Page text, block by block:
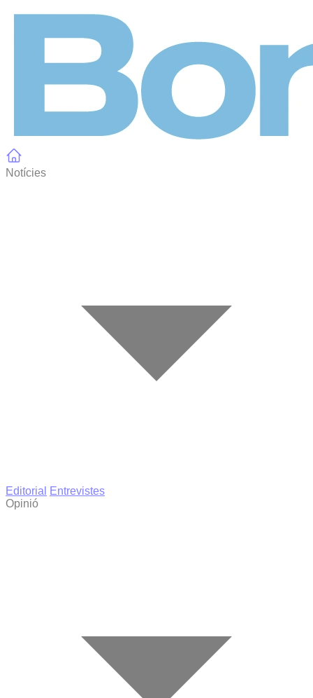
Notícies
Editorial
Entrevistes
Opinió